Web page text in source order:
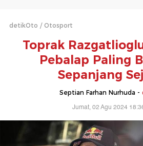
detikOto Otosport
Toprak
Pebalap Paling
Sepanjang
Septian Farhan Nurhuda -
Jumat, 02 Agu 2024